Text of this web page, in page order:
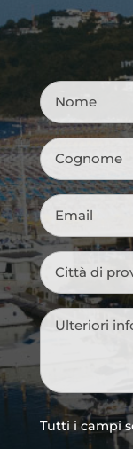
Nome
Cognome
Email
Città
di
provenienza
Messaggio
Tutti i campi